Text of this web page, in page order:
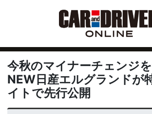
今秋のマイナーチェンジ
NEW日産エルグランドが
イトで先行公開